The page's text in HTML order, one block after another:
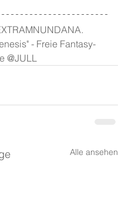
- Freie Fantasy-
@JULL
Alle ansehen